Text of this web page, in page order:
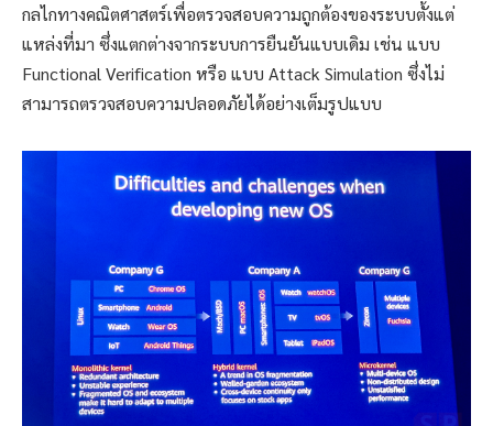
กลไกทางคณิตศาสตร์เพื่อตรวจสอบความถูกต้องของระบบตั้งแต่
แหล่งที่มา ซึ่งแตกต่างจากระบบการยืนยันแบบเดิม เช่น แบบ
Functional Verification หรือ แบบ Attack Simulation ซึ่งไม่
สามารถตรวจสอบความปลอดภัยได้อย่างเต็มรูปแบบ